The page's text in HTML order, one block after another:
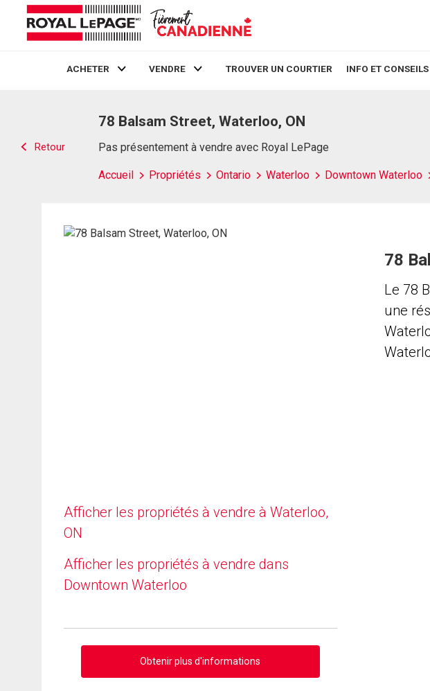
ACHETER VENDRE TROUVER UN COURTIER INFO ET CONSEILS
Retour
78 Balsam Street, Waterloo, ON
Pas présentement à vendre avec Royal LePage
Accueil Propriétés Ontario Waterloo Downtown Waterloo
Afficher les propriétés à vendre à Waterloo,
ON
Afficher les propriétés à vendre dans
Downtown Waterloo
Obtenir plus d'informations
78
Le 78
une